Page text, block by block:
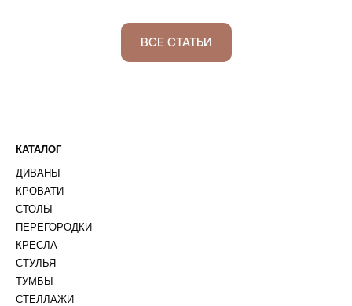
ВСЕ СТАТЬИ
СТЕЛЛАЖИ
ТУМБЫ
СТУЛЬЯ
КРЕСЛА
ПЕРЕГОРОДКИ
СТОЛЫ
КРОВАТИ
ДИВАНЫ
КАТАЛОГ